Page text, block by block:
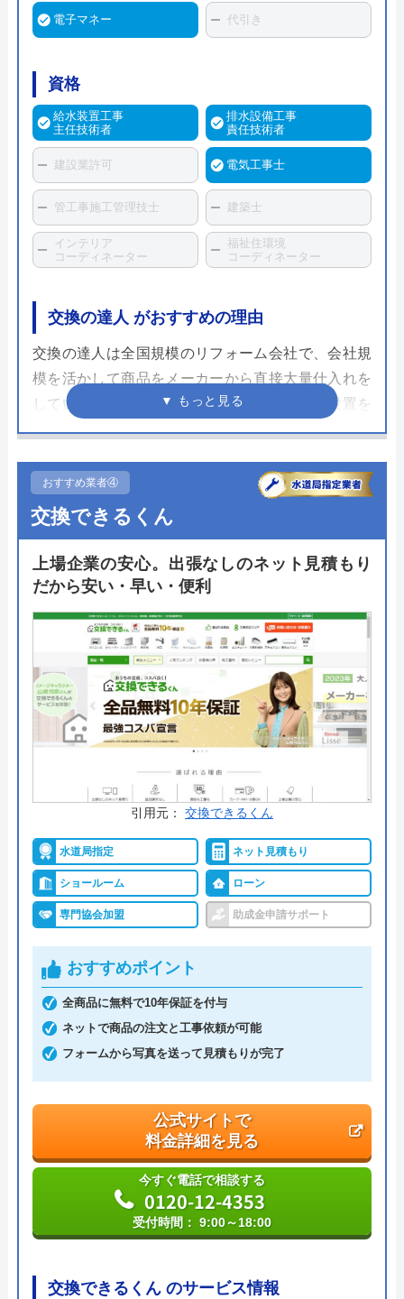
電子マネー 代引き
資格
給水装置工事
主任技術者
排水設備工事
責任技術者
建設業許可 電気工事士
管工事施工管理技士 建築士
インテリア
コーディネーター
福祉住環境
コーディネーター
交換の達人 がおすすめの理由
交換の達人は全国規模のリフォーム会社で、会社規
模を活かして商品をメーカーから直接大量仕入れを
しているため安価でトイレが購入できます。設置を
行う職人はさまざまな資格を保有し、数々の現場を
ことで低価格でのトイレリフォームが可能です。
トイレリフォーム以外にも住宅設備のあらゆる工事
が可能。2009年の創業から工事を行ってきた豊富な
実績をもとに価格以上に満足したリフォームとなる
も専門の職員が対応することで工事完了までスムー
ズに進みます。
公式サイトで
料金詳細を見る
交換の達人 の基本情報
株式会社ハウスラボ
代表者
創業・設立 平成21年5月1日設立
本社所在地
〒556-0014
おすすめ業者④
交換できるくん
上場企業の安心。出張なしのネット見積もり
だから安い・早い・便利
引用元： 交換できるくん
水道局指定 ネット見積もり
ショールーム ローン
専門協会加盟 助成金申請サポート
おすすめポイント
全商品に無料で10年保証を付与
ネットで商品の注文と工事依頼が可能
フォームから写真を送って見積もりが完了
公式サイトで
料金詳細を見る
今すぐ電話で相談する
0120-12-4353
受付時間： 9:00～18:00
交換できるくん のサービス情報